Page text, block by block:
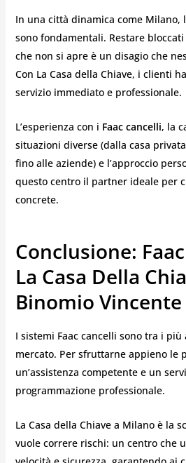
In una città dinamica come Milano,
sono fondamentali. Restare
che non si apre è un disagio che
Con La Casa della Chiave, i clienti
servizio immediato e professionale.
L’esperienza con i Faac cancelli, la
situazioni diverse (dalla casa
fino alle aziende) e l’approccio
questo centro il partner ideale per
concrete.
Conclusione:
La Casa Della
Binomio Vincente
I sistemi Faac cancelli sono tra i
mercato. Per sfruttarne appieno le
un’assistenza competente e un
programmazione professionale.
La Casa della Chiave a Milano è la
vuole correre rischi: un centro che